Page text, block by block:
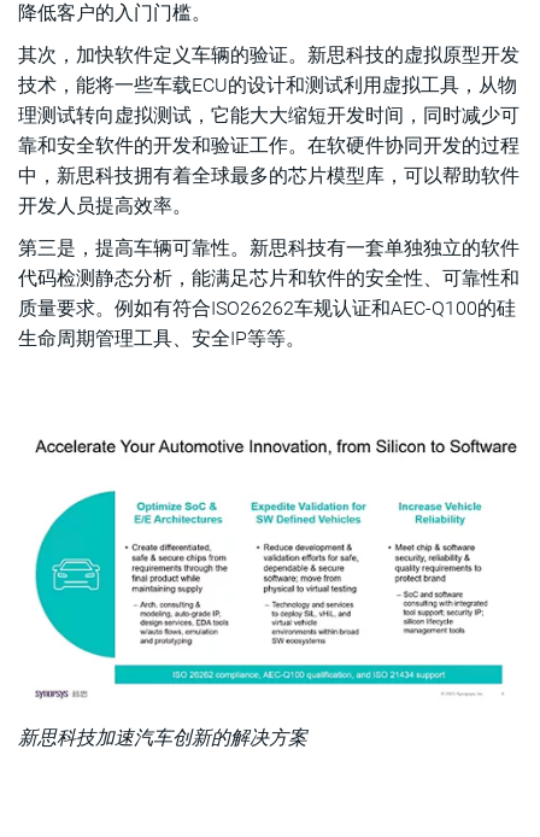
降低客户的入门门槛。
其次，加快软件定义车辆的验证。新思科技的虚拟原型开发
技术，能将一些车载ECU的设计和测试利用虚拟工具，从物
理测试转向虚拟测试，它能大大缩短开发时间，同时减少可
靠和安全软件的开发和验证工作。在软硬件协同开发的过程
中，新思科技拥有着全球最多的芯片模型库，可以帮助软件
开发人员提高效率。
第三是，提高车辆可靠性。新思科技有一套单独独立的软件
代码检测静态分析，能满足芯片和软件的安全性、可靠性和
质量要求。例如有符合ISO26262车规认证和AEC-Q100的硅
生命周期管理工具、安全IP等等。
新思科技加速汽车创新的解决方案